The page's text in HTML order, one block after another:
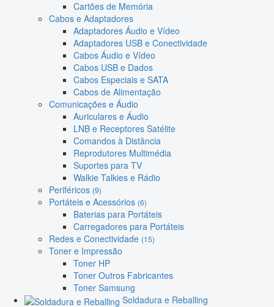
Cartões de Memória
Cabos e Adaptadores
Adaptadores Áudio e Vídeo
Adaptadores USB e Conectividade
Cabos Áudio e Vídeo
Cabos USB e Dados
Cabos Especiais e SATA
Cabos de Alimentação
Comunicações e Áudio
Auriculares e Áudio
LNB e Receptores Satélite
Comandos à Distância
Reprodutores Multimédia
Suportes para TV
Walkie Talkies e Rádio
Periféricos (9)
Portáteis e Acessórios (6)
Baterias para Portáteis
Carregadores para Portáteis
Redes e Conectividade (15)
Toner e Impressão
Toner HP
Toner Outros Fabricantes
Toner Samsung
Soldadura e Reballing